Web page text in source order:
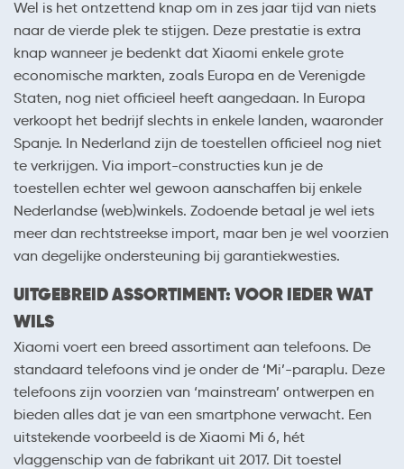
Wel is het ontzettend knap om in zes jaar tijd van niets
naar de vierde plek te stijgen. Deze prestatie is extra
knap wanneer je bedenkt dat Xiaomi enkele grote
economische markten, zoals Europa en de Verenigde
Staten, nog niet officieel heeft aangedaan. In Europa
verkoopt het bedrijf slechts in enkele landen, waaronder
Spanje. In Nederland zijn de toestellen officieel nog niet
te verkrijgen. Via import-constructies kun je de
toestellen echter wel gewoon aanschaffen bij enkele
Nederlandse (web)winkels. Zodoende betaal je wel iets
meer dan rechtstreekse import, maar ben je wel voorzien
van degelijke ondersteuning bij garantiekwesties.
UITGEBREID ASSORTIMENT: VOOR IEDER WAT
WILS
Xiaomi voert een breed assortiment aan telefoons. De
standaard telefoons vind je onder de ‘Mi’-paraplu. Deze
telefoons zijn voorzien van ‘mainstream’ ontwerpen en
bieden alles dat je van een smartphone verwacht. Een
uitstekende voorbeeld is de Xiaomi Mi 6, hét
vlaggenschip van de fabrikant uit 2017. Dit toestel